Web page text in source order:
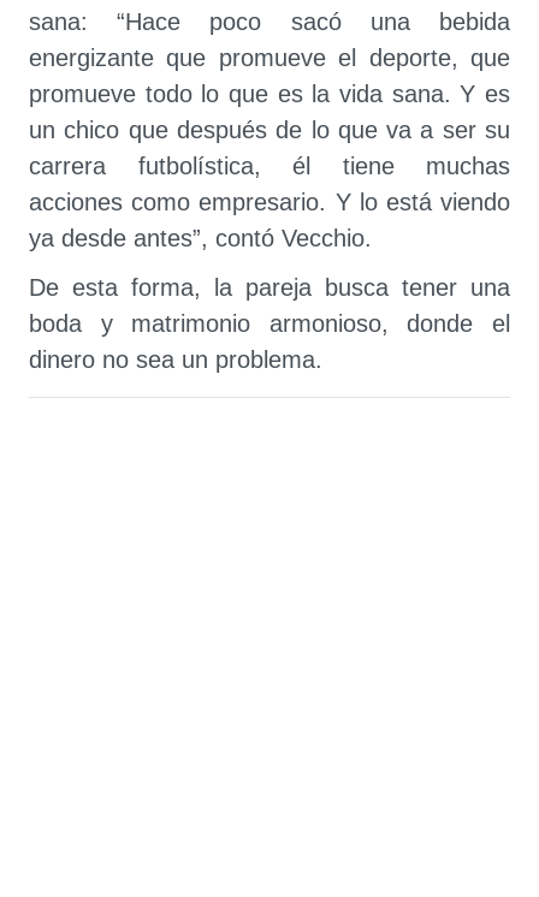
sana: “Hace poco sacó una bebida
energizante que promueve el deporte, que
promueve todo lo que es la vida sana. Y es
un chico que después de lo que va a ser su
carrera futbolística, él tiene muchas
acciones como empresario. Y lo está viendo
ya desde antes”, contó Vecchio.
De esta forma, la pareja busca tener una
boda y matrimonio armonioso, donde el
dinero no sea un problema.